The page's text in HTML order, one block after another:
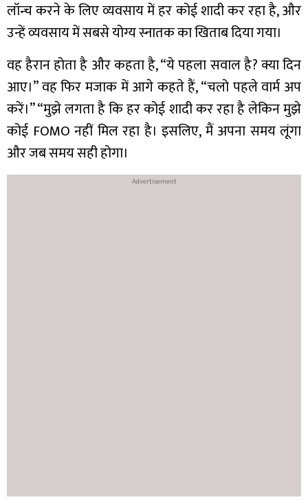
लॉन्च करने के लिए व्यवसाय में हर कोई शादी कर रहा है, और
उन्हें व्यवसाय में सबसे योग्य स्नातक का खिताब दिया गया।
वह हैरान होता है और कहता है, “ये पहला सवाल है? क्या दिन
आए।” वह फिर मजाक में आगे कहते हैं, “चलो पहले वार्म अप
करें।” “मुझे लगता है कि हर कोई शादी कर रहा है लेकिन मुझे
कोई FOMO नहीं मिल रहा है। इसलिए, मैं अपना समय लूंगा
और जब समय सही होगा।